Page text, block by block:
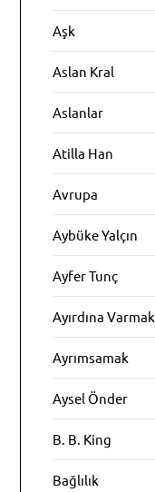
Aşk
Aslan Kral
Aslanlar
Atilla Han
Avrupa
Aybüke Yalçın
Ayfer Tunç
Ayırdına Varmak
Ayrımsamak
Aysel Önder
B. B. King
Bağlılık